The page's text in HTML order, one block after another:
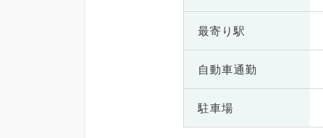
最寄り駅
自動車通勤
駐車場